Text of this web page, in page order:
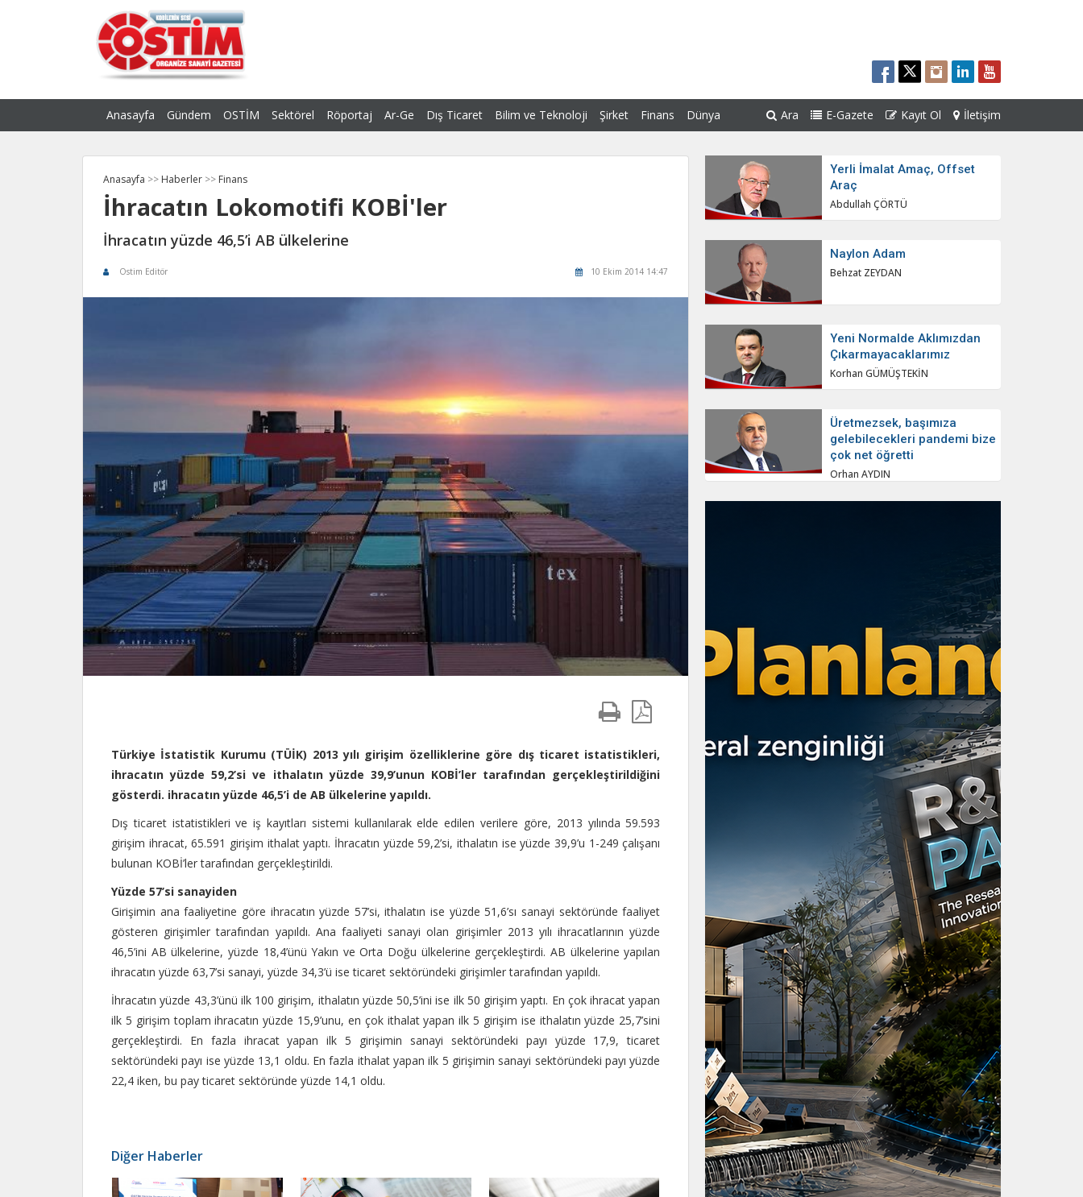
Anasayfa Gündem OSTİM Sektörel Röportaj Ar-Ge Dış Ticaret Bilim ve Teknoloji Şirket Finans Dünya Ara E-Gazete Kayıt Ol İletişim
Anasayfa >> Haberler >> Finans
İhracatın Lokomotifi KOBİ'ler
İhracatın yüzde 46,5’i AB ülkelerine
Ostim Editör 10 Ekim 2014 14:47
Türkiye İstatistik Kurumu (TÜİK) 2013 yılı girişim özelliklerine göre dış ticaret istatistikleri,
ihracatın yüzde 59,2’si ve ithalatın yüzde 39,9’unun KOBİ’ler tarafından gerçekleştirildiğini
gösterdi. ihracatın yüzde 46,5’i de AB ülkelerine yapıldı.
Dış ticaret istatistikleri ve iş kayıtları sistemi kullanılarak elde edilen verilere göre, 2013 yılında 59.593
girişim ihracat, 65.591 girişim ithalat yaptı. İhracatın yüzde 59,2’si, ithalatın ise yüzde 39,9’u 1-249 çalışanı
bulunan KOBİ’ler tarafından gerçekleştirildi.
Yüzde 57’si sanayiden
Girişimin ana faaliyetine göre ihracatın yüzde 57’si, ithalatın ise yüzde 51,6’sı sanayi sektöründe faaliyet
gösteren girişimler tarafından yapıldı. Ana faaliyeti sanayi olan girişimler 2013 yılı ihracatlarının yüzde
46,5’ini AB ülkelerine, yüzde 18,4’ünü Yakın ve Orta Doğu ülkelerine gerçekleştirdi. AB ülkelerine yapılan
ihracatın yüzde 63,7’si sanayi, yüzde 34,3’ü ise ticaret sektöründeki girişimler tarafından yapıldı.
İhracatın yüzde 43,3’ünü ilk 100 girişim, ithalatın yüzde 50,5’ini ise ilk 50 girişim yaptı. En çok ihracat yapan
ilk 5 girişim toplam ihracatın yüzde 15,9’unu, en çok ithalat yapan ilk 5 girişim ise ithalatın yüzde 25,7’sini
gerçekleştirdi. En fazla ihracat yapan ilk 5 girişimin sanayi sektöründeki payı yüzde 17,9, ticaret
sektöründeki payı ise yüzde 13,1 oldu. En fazla ithalat yapan ilk 5 girişimin sanayi sektöründeki payı yüzde
22,4 iken, bu pay ticaret sektöründe yüzde 14,1 oldu.
Diğer Haberler
Yerli İmalat Amaç, Offset
Araç
Abdullah ÇÖRTÜ
Naylon Adam
Behzat ZEYDAN
Yeni Normalde Aklımızdan
Çıkarmayacaklarımız
Korhan GÜMÜŞTEKİN
Üretmezsek, başımıza
gelebilecekleri pandemi bize
çok net öğretti
Orhan AYDIN